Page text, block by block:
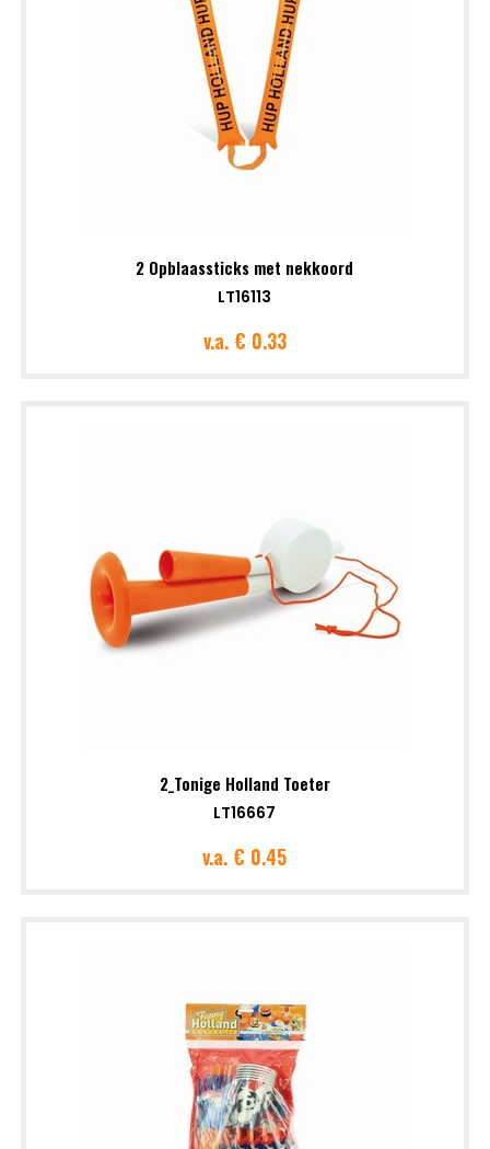
2 Opblaassticks met nekkoord
LT16113
v.a.€ 0.33
2_Tonige Holland Toeter
LT16667
v.a. € 0.45